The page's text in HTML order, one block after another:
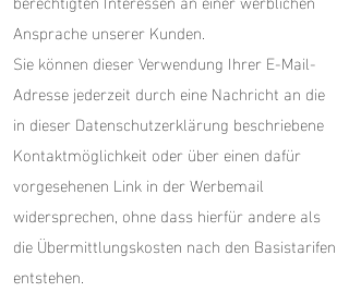
Ansprache unserer Kunden.
Sie können dieser Verwendung Ihrer E-Mail-
Adresse jederzeit durch eine Nachricht an die
in dieser Datenschutzerklärung beschriebene
Kontaktmöglichkeit oder über einen dafür
vorgesehenen Link in der Werbemail
widersprechen, ohne dass hierfür andere als
die Übermittlungskosten nach den Basistarifen
entstehen.